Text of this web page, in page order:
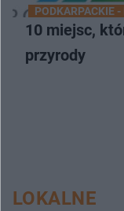
PODKARPACKIE
10 miejsc,
przyrody
LOKALNE